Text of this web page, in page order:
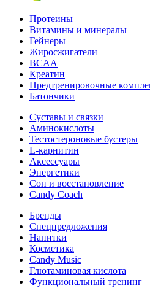
Протеины
Витамины и минералы
Гейнеры
Жиросжигатели
BCAA
Креатин
Предтренировочные
Батончики
Суставы и связки
Аминокислоты
Тестостероновые бустеры
L-карнитин
Аксессуары
Энергетики
Сон и восстановление
Candy Coach
Бренды
Спецпредложения
Напитки
Косметика
Candy Music
Глютаминовая кислота
Функциональный тренинг